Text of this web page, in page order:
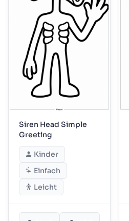
Siren Head Simple
Greeting
Kinder
Einfach
Leicht